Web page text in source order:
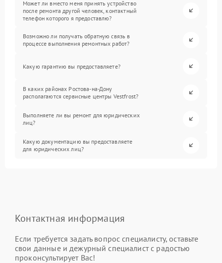
Может ли вместо меня принять устройство
после ремонта другой человек, контактный
телефон которого я предоставлю?
Возможно ли получать обратную связь в
процессе выполнения ремонтных работ?
Какую гарантию вы предоставляете?
В каких районах Ростова-на-Дону
располагаются сервисные центры Vestfrost?
Выполняете ли вы ремонт для юридических
лиц?
Какую документацию вы предоставляете
для юридических лиц?
Контактная информация
Если требуется задать вопрос специалисту, оставьте
свои данные и дежурный специалист с радостью
проконсультирует Вас!